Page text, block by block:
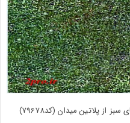
پلاتین میدان (کد79678)